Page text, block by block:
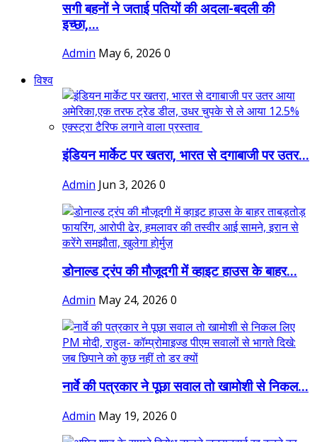
सगी बहनों ने जताई पतियों की अदला-बदली की
इच्छा,...
Admin May 6, 2026 0
विश्व
इंडियन मार्केट पर खतरा, भारत से दगाबाजी पर उतर...
Admin Jun 3, 2026 0
डोनाल्ड ट्रंप की मौजूदगी में व्हाइट हाउस के बाहर...
Admin May 24, 2026 0
नार्वे की पत्रकार ने पूछा सवाल तो खामोशी से निकल...
Admin May 19, 2026 0